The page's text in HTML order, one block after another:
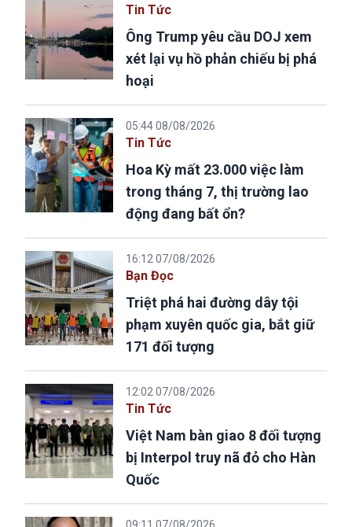
Tin Tức
Ông Trump yêu cầu DOJ xem
xét lại vụ hồ phản chiếu bị phá
hoại
05:44 08/08/2026
Tin Tức
Hoa Kỳ mất 23.000 việc làm
trong tháng 7, thị trường lao
động đang bất ổn?
16:12 07/08/2026
Bạn Đọc
Triệt phá hai đường dây tội
phạm xuyên quốc gia, bắt giữ
171 đối tượng
12:02 07/08/2026
Tin Tức
Việt Nam bàn giao 8 đối tượng
bị Interpol truy nã đỏ cho Hàn
Quốc
09:11 07/08/2026